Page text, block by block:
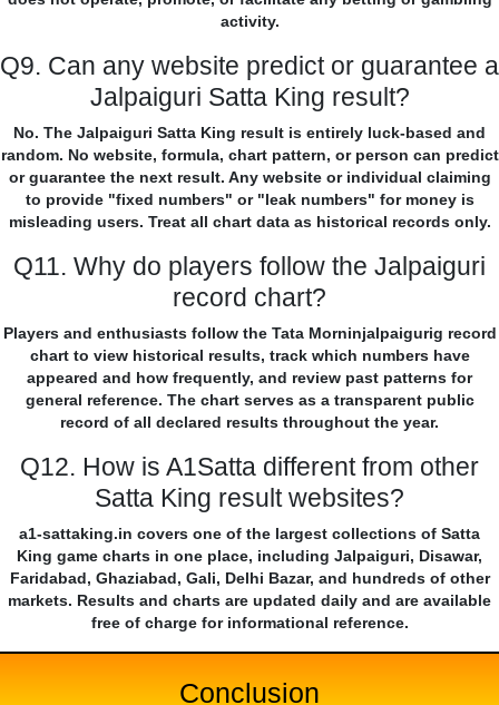
activity.
Q9. Can any website predict or guarantee a
Jalpaiguri Satta King result?
No. The Jalpaiguri Satta King result is entirely luck-based and
random. No website, formula, chart pattern, or person can predict
or guarantee the next result. Any website or individual claiming
to provide "fixed numbers" or "leak numbers" for money is
misleading users. Treat all chart data as historical records only.
Q11. Why do players follow the Jalpaiguri
record chart?
Players and enthusiasts follow the Tata Morninjalpaigurig record
chart to view historical results, track which numbers have
appeared and how frequently, and review past patterns for
general reference. The chart serves as a transparent public
record of all declared results throughout the year.
Q12. How is A1Satta different from other
Satta King result websites?
a1-sattaking.in covers one of the largest collections of Satta
King game charts in one place, including Jalpaiguri, Disawar,
Faridabad, Ghaziabad, Gali, Delhi Bazar, and hundreds of other
markets. Results and charts are updated daily and are available
free of charge for informational reference.
Conclusion